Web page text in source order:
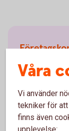
Våra
Vi använder
tekniker för
finns även
upplevelse: